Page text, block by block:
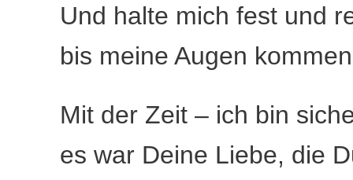
Und halte mich fest und
bis meine Augen
Mit der Zeit – ich bin
es war Deine Liebe, die